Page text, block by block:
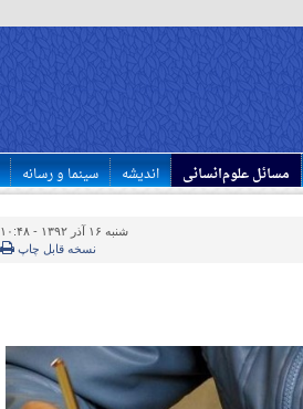
مسائل علوم‌انسانی اندیشه سینما و رسانه
شنبه ۱۶ آذر ۱۳۹۲ - ۱۰:۴۸
نسخه قابل چاپ